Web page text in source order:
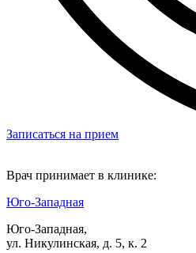
Записаться на прием
Врач принимает в клинике:
Юго-Западная
Юго-Западная,
ул. Никулинская, д. 5, к. 2